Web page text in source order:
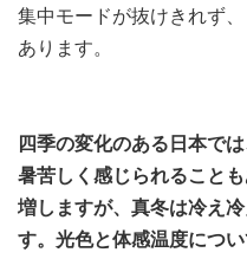
集中モードが抜けきれず
あります。
四季の変化のある日本で
暑苦しく感じられること
増しますが、真冬は冷え
す。光色と体感温度につ